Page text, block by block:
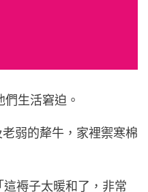
生活窘迫。
弱的犛牛，家裡禦寒棉
褥子太暖和了，非常